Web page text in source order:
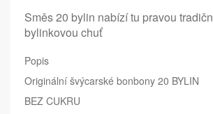
Směs 20 bylin nabízí tu pravou
bylinkovou chuť
Popis
Originální švýcarské bonbony 20 BYLIN
BEZ CUKRU